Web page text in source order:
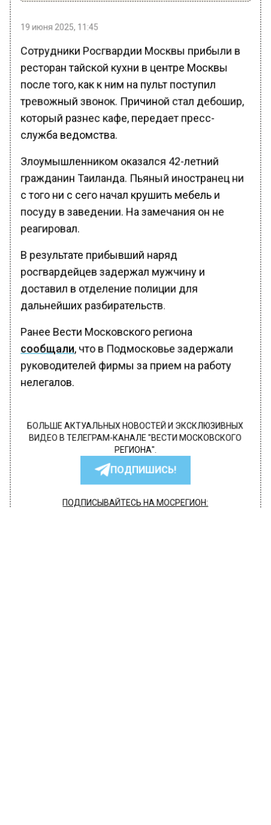
19 июня 2025, 11:45
Сотрудники Росгвардии Москвы прибыли в
ресторан тайской кухни в центре Москвы
после того, как к ним на пульт поступил
тревожный звонок. Причиной стал дебошир,
который разнес кафе, передает пресс-
служба ведомства.
Злоумышленником оказался 42-летний
гражданин Таиланда. Пьяный иностранец ни
с того ни с сего начал крушить мебель и
посуду в заведении. На замечания он не
реагировал.
В результате прибывший наряд
росгвардейцев задержал мужчину и
доставил в отделение полиции для
дальнейших разбирательств.
Ранее Вести Московского региона
сообщали, что в Подмосковье задержали
руководителей фирмы за прием на работу
нелегалов.
БОЛЬШЕ АКТУАЛЬНЫХ НОВОСТЕЙ И ЭКСКЛЮЗИВНЫХ
ВИДЕО В ТЕЛЕГРАМ-КАНАЛЕ "ВЕСТИ МОСКОВСКОГО
РЕГИОНА".
ПОДПИШИСЬ!
ПОДПИСЫВАЙТЕСЬ НА МОСРЕГИОН: